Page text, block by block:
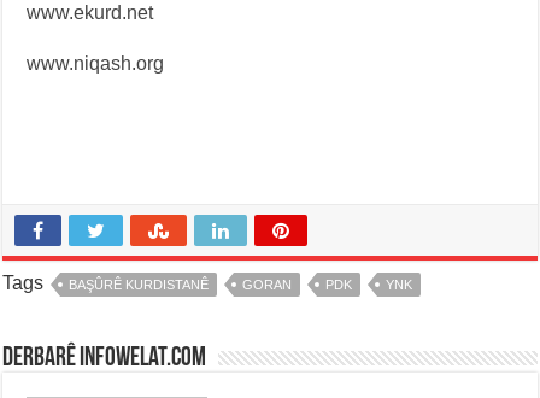
www.ekurd.net
www.niqash.org
Tags BAŞÛRÊ KURDISTANÊ GORAN PDK YNK
Derbarê infowelat.com